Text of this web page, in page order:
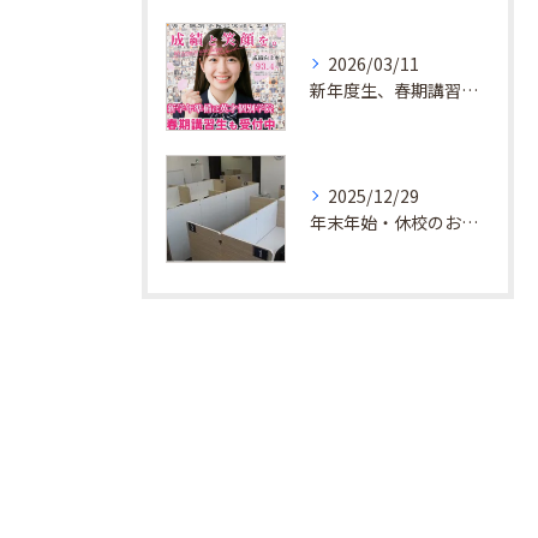
2026/03/11
新年度生、春期講習生 受付中！
2025/12/29
年末年始・休校のお知らせ